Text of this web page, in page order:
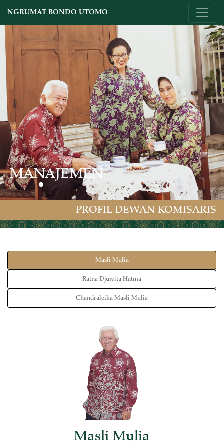
NGRUMAT BONDO UTOMO
MANAJEMEN
PROFIL DEWAN KOMISARIS
Masli Mulia
Ratna Djuwita Hatma
Chandraleika Masli Mulia
Masli Mulia